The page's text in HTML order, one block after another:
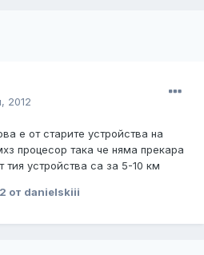
2012
е от старите устройства на
процесор така че няма прекара
устройства са за 5-10 км
от danielskiii